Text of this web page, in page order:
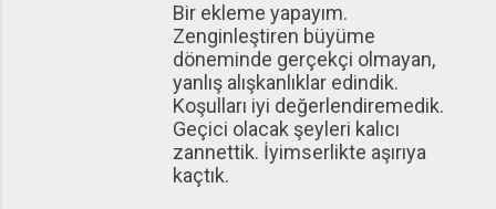
Bir ekleme yapayım.
Zenginleştiren büyüme
döneminde gerçekçi olmayan,
yanlış alışkanlıklar edindik.
Koşulları iyi değerlendiremedik.
Geçici olacak şeyleri kalıcı
zannettik. İyimserlikte aşırıya
kaçtık.